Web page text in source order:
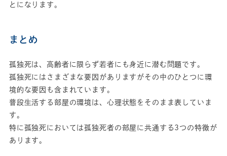
とになります。
まとめ
孤独死は、高齢者に限らず若者にも身近に潜む問題です。
孤独死にはさまざまな要因がありますがその中のひとつに環
境的な要因も含まれています。
普段生活する部屋の環境は、心理状態をそのまま表していま
す。
特に孤独死においては孤独死者の部屋に共通する3つの特徴が
あります。